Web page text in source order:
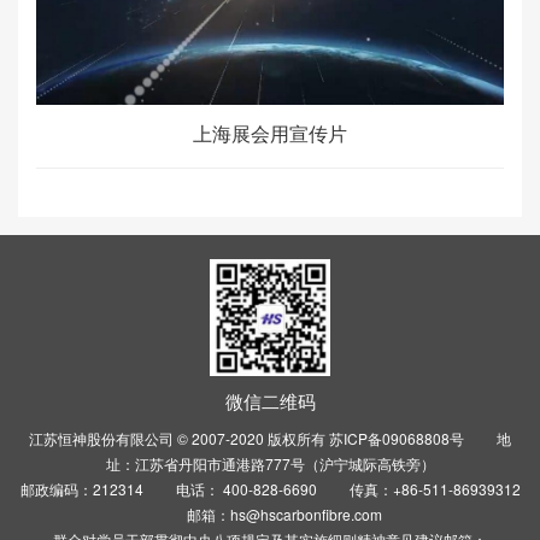
上海展会用宣传片
微信二维码
江苏恒神股份有限公司 © 2007-2020 版权所有苏ICP备09068808号 地
址：江苏省丹阳市通港路777号（沪宁城际高铁旁）
邮政编码：212314 电话： 400-828-6690 传真：+86-511-86939312
邮箱：hs@hscarbonfibre.com